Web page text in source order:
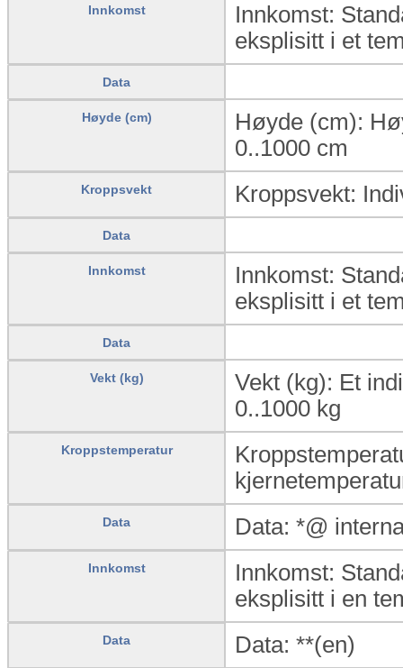
Innkomst
Innkomst:
eksplisitt i et
Data
Høyde (cm)
Høyde (cm):
0..1000 cm
Kroppsvekt Kroppsvekt:
Data
Innkomst
Innkomst:
eksplisitt i et
Data
Vekt (kg)
Vekt (kg): Et
0..1000 kg
Kroppstemperatur
Data Data: *@
Innkomst
Innkomst:
eksplisitt i en
Data Data: **(en)